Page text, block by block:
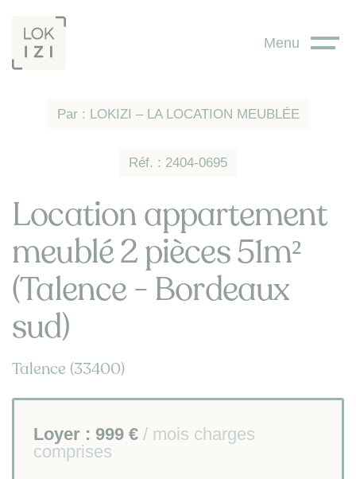
Menu
Réf. : 2404-0695
Par : LOKIZI – LA LOCATION MEUBLÉE
Location appartement
meublé 2 pièces 51m²
(Talence - Bordeaux
sud)
Talence (33400)
Loyer : 999 € / mois charges
comprises